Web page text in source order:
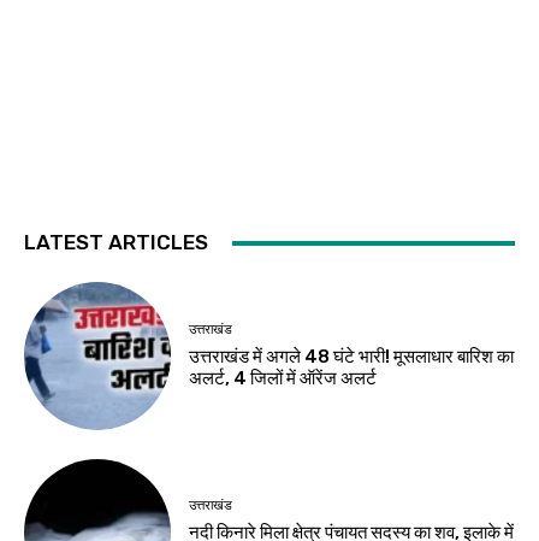
LATEST ARTICLES
उत्तराखंड
उत्तराखंड में अगले 48 घंटे भारी! मूसलाधार बारिश का
अलर्ट, 4 जिलों में ऑरेंज अलर्ट
उत्तराखंड
नदी किनारे मिला क्षेत्र पंचायत सदस्य का शव, इलाके में